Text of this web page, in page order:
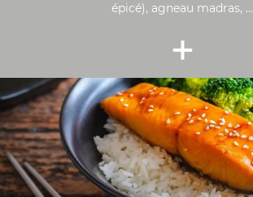
épicé), agneau madras, ...
+